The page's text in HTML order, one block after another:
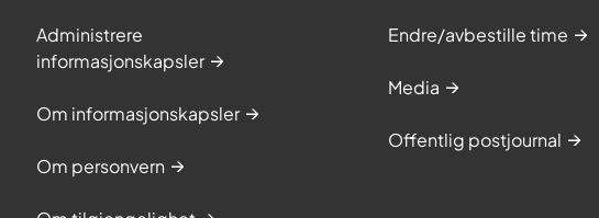
Administrere
informasjonskapsler
Om informasjonskapsler
Om personvern
Endre/avbestille time
Media
Offentlig postjournal